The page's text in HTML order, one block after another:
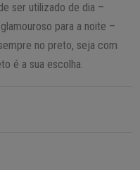
ser utilizado de dia –
para a noite –
no preto, seja com
é a sua escolha.